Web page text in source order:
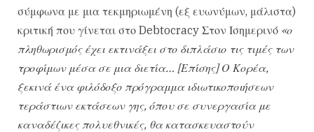
σύμφωνα με μια τεκμηριωμένη (εξ ευωνύμων, μάλιστα)
κριτική που γίνεται στο Debtocracy Στον Ισημερινό «ο
πληθωρισμός έχει εκτινάξει στο διπλάσιο τις τιμές των
τροφίμων μέσα σε μια διετία… [Επίσης] Ο Κορέα,
ξεκινά ένα φιλόδοξο πρόγραμμα ιδιωτικοποιήσεων
τεράστιων εκτάσεων γης, όπου σε συνεργασία με
καναδέζικες πολυεθνικές, θα κατασκευαστούν